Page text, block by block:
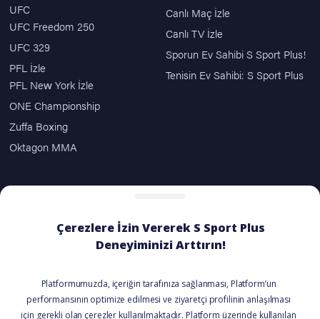
UFC
UFC Freedom 250
UFC 329
PFL İzle
PFL New York İzle
ONE Championship
Zuffa Boxing
Oktagon MMA
Canlı Maç İzle
Canlı TV İzle
Sporun Ev Sahibi S Sport Plus!
Tenisin Ev Sahibi: S Sport Plus
BİZİ TAKİP EDİN